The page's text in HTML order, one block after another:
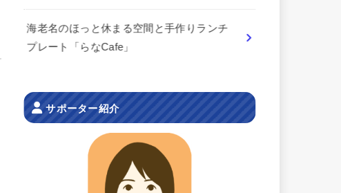
海老名のほっと休まる空間と手作りランチ
プレート「らなCafe」
サポーター紹介